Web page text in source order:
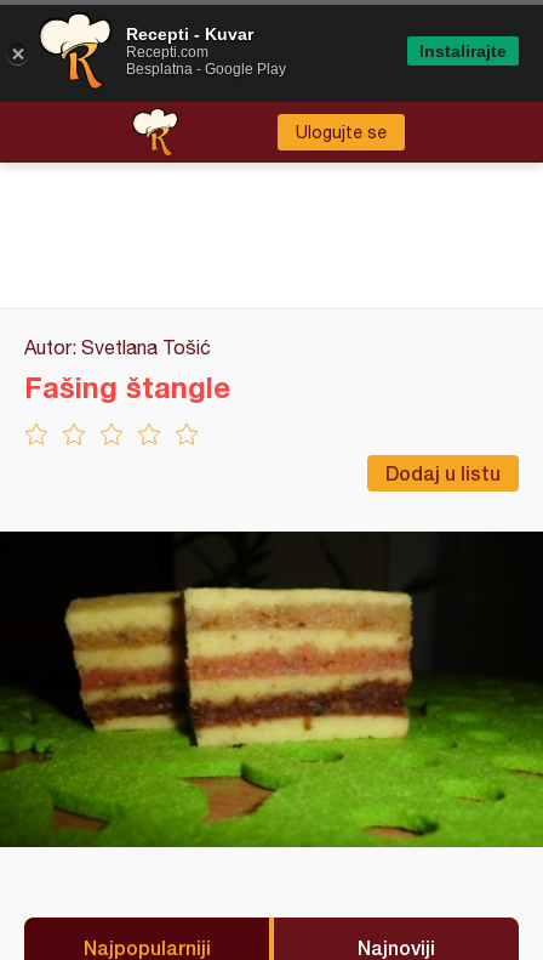
Ulogujte se
Autor: Svetlana Tošić
Dodaj u listu
Fašing štangle
Najpopularniji Najnoviji
Recepti - Kuvar
Recepti.com
Besplatna - Google Play
Instalirajte